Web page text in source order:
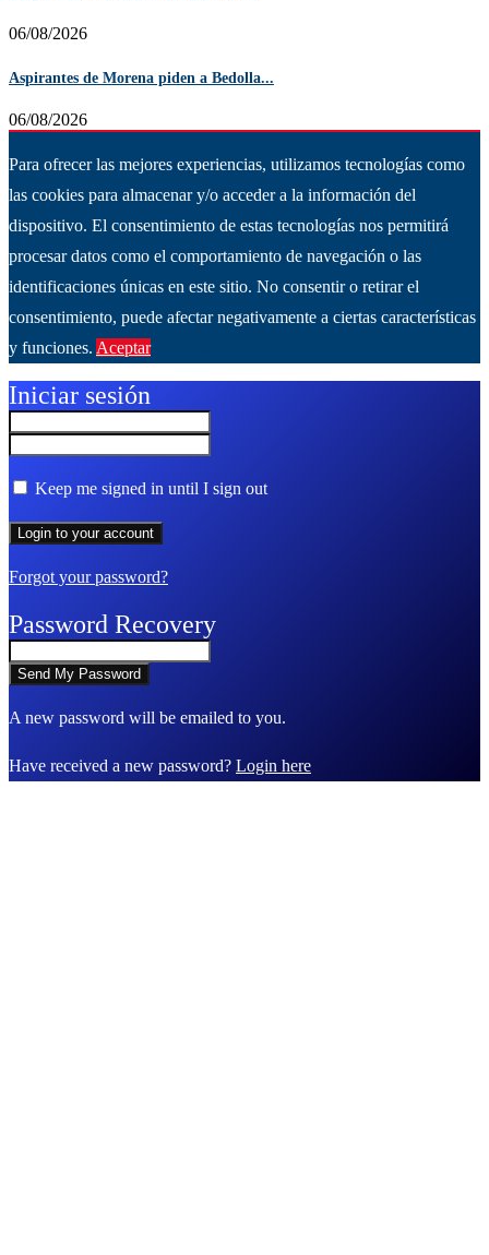
06/08/2026
Aspirantes de Morena piden a Bedolla...
06/08/2026
Para ofrecer las mejores experiencias, utilizamos tecnologías como
las cookies para almacenar y/o acceder a la información del
dispositivo. El consentimiento de estas tecnologías nos permitirá
procesar datos como el comportamiento de navegación o las
identificaciones únicas en este sitio. No consentir o retirar el
consentimiento, puede afectar negativamente a ciertas características
y funciones. Aceptar
Iniciar sesión
Keep me signed in until I sign out
Forgot your password?
Password Recovery
A new password will be emailed to you.
Have received a new password? Login here